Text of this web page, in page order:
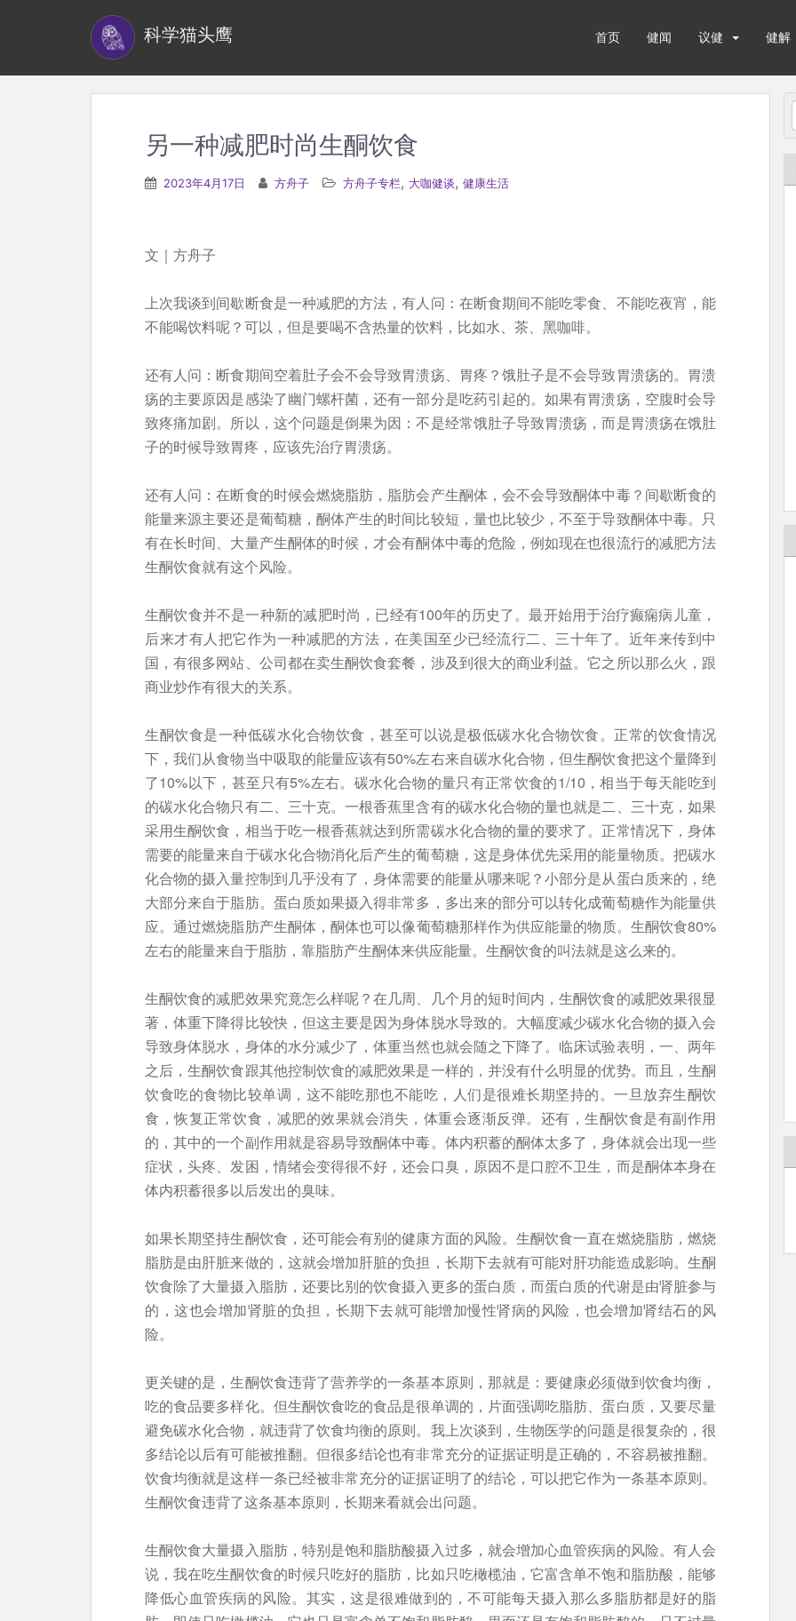
科学猫头鹰 首页 健闻 议健 健解
另一种减肥时尚生酮饮食
2023年4月17日 方舟子 方舟子专栏, 大咖健谈, 健康生活
文｜方舟子
上次我谈到间歇断食是一种减肥的方法，有人问：在断食期间不能吃零食、不能吃夜宵，能
不能喝饮料呢？可以，但是要喝不含热量的饮料，比如水、茶、黑咖啡。
还有人问：断食期间空着肚子会不会导致胃溃疡、胃疼？饿肚子是不会导致胃溃疡的。胃溃
疡的主要原因是感染了幽门螺杆菌，还有一部分是吃药引起的。如果有胃溃疡，空腹时会导
致疼痛加剧。所以，这个问题是倒果为因：不是经常饿肚子导致胃溃疡，而是胃溃疡在饿肚
子的时候导致胃疼，应该先治疗胃溃疡。
还有人问：在断食的时候会燃烧脂肪，脂肪会产生酮体，会不会导致酮体中毒？间歇断食的
能量来源主要还是葡萄糖，酮体产生的时间比较短，量也比较少，不至于导致酮体中毒。只
有在长时间、大量产生酮体的时候，才会有酮体中毒的危险，例如现在也很流行的减肥方法
生酮饮食就有这个风险。
生酮饮食并不是一种新的减肥时尚，已经有100年的历史了。最开始用于治疗癫痫病儿童，
后来才有人把它作为一种减肥的方法，在美国至少已经流行二、三十年了。近年来传到中
国，有很多网站、公司都在卖生酮饮食套餐，涉及到很大的商业利益。它之所以那么火，跟
商业炒作有很大的关系。
生酮饮食是一种低碳水化合物饮食，甚至可以说是极低碳水化合物饮食。正常的饮食情况
下，我们从食物当中吸取的能量应该有50%左右来自碳水化合物，但生酮饮食把这个量降到
了10%以下，甚至只有5%左右。碳水化合物的量只有正常饮食的1/10，相当于每天能吃到
的碳水化合物只有二、三十克。一根香蕉里含有的碳水化合物的量也就是二、三十克，如果
采用生酮饮食，相当于吃一根香蕉就达到所需碳水化合物的量的要求了。正常情况下，身体
需要的能量来自于碳水化合物消化后产生的葡萄糖，这是身体优先采用的能量物质。把碳水
化合物的摄入量控制到几乎没有了，身体需要的能量从哪来呢？小部分是从蛋白质来的，绝
大部分来自于脂肪。蛋白质如果摄入得非常多，多出来的部分可以转化成葡萄糖作为能量供
应。通过燃烧脂肪产生酮体，酮体也可以像葡萄糖那样作为供应能量的物质。生酮饮食80%
左右的能量来自于脂肪，靠脂肪产生酮体来供应能量。生酮饮食的叫法就是这么来的。
生酮饮食的减肥效果究竟怎么样呢？在几周、几个月的短时间内，生酮饮食的减肥效果很显
著，体重下降得比较快，但这主要是因为身体脱水导致的。大幅度减少碳水化合物的摄入会
导致身体脱水，身体的水分减少了，体重当然也就会随之下降了。临床试验表明，一、两年
之后，生酮饮食跟其他控制饮食的减肥效果是一样的，并没有什么明显的优势。而且，生酮
饮食吃的食物比较单调，这不能吃那也不能吃，人们是很难长期坚持的。一旦放弃生酮饮
食，恢复正常饮食，减肥的效果就会消失，体重会逐渐反弹。还有，生酮饮食是有副作用
的，其中的一个副作用就是容易导致酮体中毒。体内积蓄的酮体太多了，身体就会出现一些
症状，头疼、发困，情绪会变得很不好，还会口臭，原因不是口腔不卫生，而是酮体本身在
体内积蓄很多以后发出的臭味。
如果长期坚持生酮饮食，还可能会有别的健康方面的风险。生酮饮食一直在燃烧脂肪，燃烧
脂肪是由肝脏来做的，这就会增加肝脏的负担，长期下去就有可能对肝功能造成影响。生酮
饮食除了大量摄入脂肪，还要比别的饮食摄入更多的蛋白质，而蛋白质的代谢是由肾脏参与
的，这也会增加肾脏的负担，长期下去就可能增加慢性肾病的风险，也会增加肾结石的风
险。
更关键的是，生酮饮食违背了营养学的一条基本原则，那就是：要健康必须做到饮食均衡，
吃的食品要多样化。但生酮饮食吃的食品是很单调的，片面强调吃脂肪、蛋白质，又要尽量
避免碳水化合物，就违背了饮食均衡的原则。我上次谈到，生物医学的问题是很复杂的，很
多结论以后有可能被推翻。但很多结论也有非常充分的证据证明是正确的，不容易被推翻。
饮食均衡就是这样一条已经被非常充分的证据证明了的结论，可以把它作为一条基本原则。
生酮饮食违背了这条基本原则，长期来看就会出问题。
生酮饮食大量摄入脂肪，特别是饱和脂肪酸摄入过多，就会增加心血管疾病的风险。有人会
说，我在吃生酮饮食的时候只吃好的脂肪，比如只吃橄榄油，它富含单不饱和脂肪酸，能够
降低心血管疾病的风险。其实，这是很难做到的，不可能每天摄入那么多脂肪都是好的脂